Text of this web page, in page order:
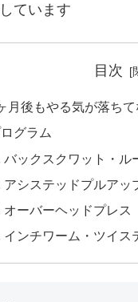
ています
目次
月後もやる気が落ちて
グラム
バックスクワット・ル
アシステッドプルアッ
オーバーヘッドプレス
インチワーム・ツイス